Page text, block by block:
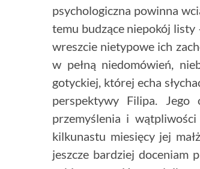
psychologiczna powinna
temu budzące niepokój
wreszcie nietypowe ich
w pełną niedomówień,
gotyckiej, której echa
perspektywy Filipa.
przemyślenia i
kilkunastu miesięcy jej
jeszcze bardziej doceniam